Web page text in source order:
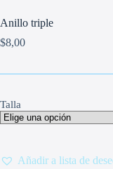
Anillo triple
$8,00
Talla
Añadir a lista de